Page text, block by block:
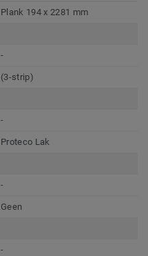
Plank 194 x 2281 mm
-
(3-strip)
-
Proteco Lak
-
Geen
-